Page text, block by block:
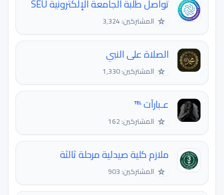
تواصل طلبة الجامعة الإلكترونية SEU
☆ المشتركين: 3,324
الصلاة على النبي
☆ المشتركين: 1,330
عـبارآت ℡
☆ المشتركين: 162
ملازم كلية صيدلية مرحلة ثالثة
☆ المشتركين: 903